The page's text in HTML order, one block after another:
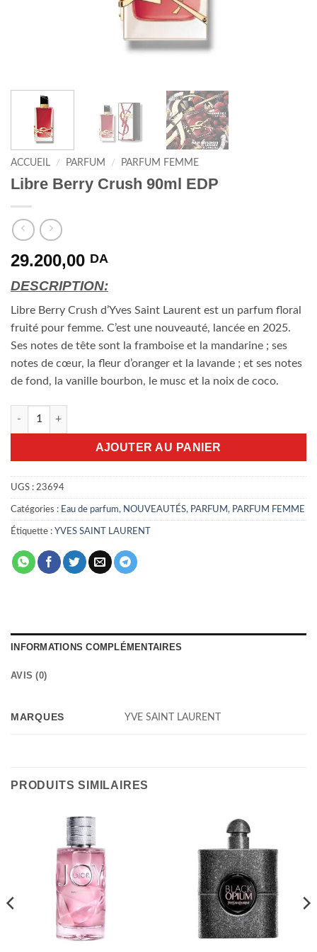
ACCUEIL / PARFUM / PARFUM FEMME
Libre Berry Crush 90ml EDP
29.200,00 DA
DESCRIPTION:
Libre Berry Crush d’Yves Saint Laurent est un parfum floral
fruité pour femme. C’est une nouveauté, lancée en 2025.
Ses notes de tête sont la framboise et la mandarine ; ses
notes de cœur, la fleur d’oranger et la lavande ; et ses notes
de fond, la vanille bourbon, le musc et la noix de coco.
quantité de Libre Berry Crush 90ml EDP
AJOUTER AU PANIER
UGS : 23694
Catégories : Eau de parfum, NOUVEAUTÉS, PARFUM , PARFUM FEMME
Étiquette : YVES SAINT LAURENT
INFORMATIONS COMPLÉMENTAIRES
AVIS (0)
MARQUES YVE SAINT LAURENT
PRODUITS SIMILAIRES